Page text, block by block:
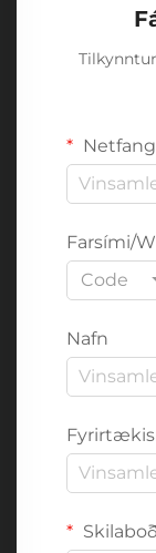
Netfang
Farsími/
Code
Nafn